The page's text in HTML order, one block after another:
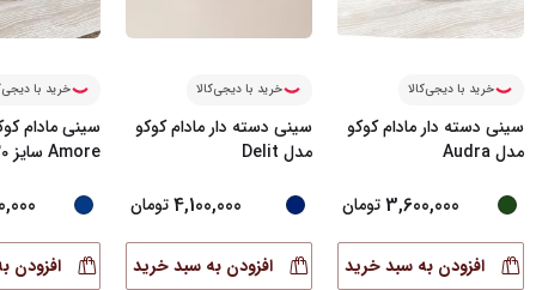
خرید با دیجی‌کالا
سینی دسته دار مادام کوکو
مدل Audra
3,600,000 تومان
افزودن به سبد خرید
خرید با دیجی‌کالا
سینی دسته دار مادام کوکو
مدل Delit
4,100,000 تومان
افزودن به سبد خرید
خرید با
سینی مادام
Amore سایز 30*42 س
افزودن